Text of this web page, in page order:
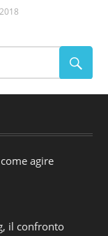
agire
il confronto